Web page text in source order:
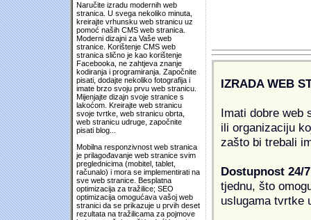
Naručite izradu modernih web
stranica. U svega nekoliko minuta,
kreirajte vrhunsku web stranicu uz
pomoć naših CMS web stranica.
Moderni dizajni za Vaše web
stranice. Korištenje CMS web
stranica slično je kao korištenje
Facebooka, ne zahtjeva znanje
kodiranja i programiranja. Započnite
pisati, dodajte nekoliko fotografija i
imate brzo svoju prvu web stranicu.
Mijenjajte dizajn svoje stranice s
lakoćom. Kreirajte web stranicu
svoje tvrtke, web stranicu obrta,
web stranicu udruge, započnite
pisati blog...
Mobilna responzivnost web stranica
je prilagođavanje web stranice svim
preglednicima (mobitel, tablet,
računalo) i mora se implementirati na
sve web stranice. Besplatna
optimizacija za tražilice; SEO
optimizacija omogućava vašoj web
stranici da se prikazuje u prvih deset
rezultata na tražilicama za pojmove
IZRADA WEB
Imati dobre web
ili organizaciju
zašto bi trebali
Dostupnost 24/7
tjednu, što
uslugama tvrtke